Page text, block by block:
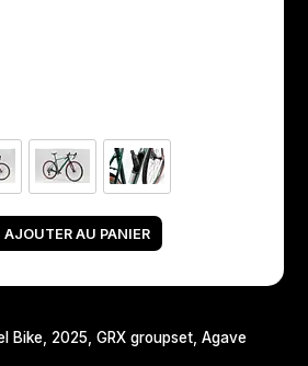
AJOUTER AU PANIER
Bike, 2025, GRX groupset, Agave